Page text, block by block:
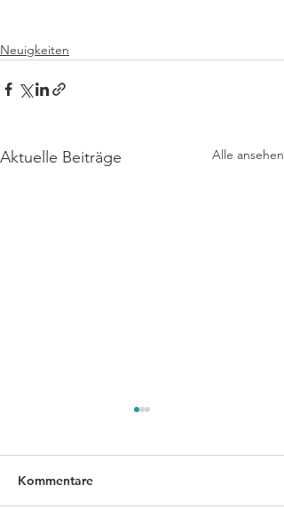
Neuigkeiten
Aktuelle Beiträge Alle ansehen
Kommentare